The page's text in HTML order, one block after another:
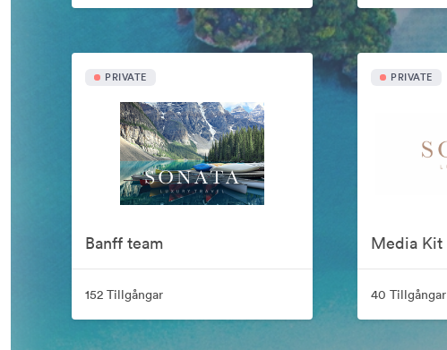
PRIVATE
Banff team
152 Tillgångar
PRIVATE
Media Kit
40 Tillgångar